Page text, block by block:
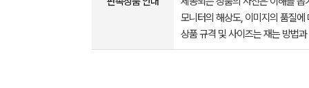
모니터의 해상도, 이미지의 품질
상품 규격 및 사이즈는 재는 방법